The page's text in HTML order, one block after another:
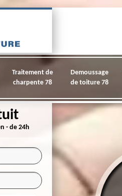
Traitement de
charpente 78
Demoussage
de toiture 78
- de 24h